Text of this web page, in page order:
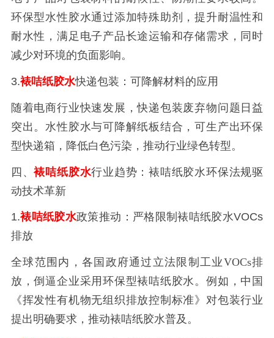
环保型水性胶水通过添加特殊助剂，提升耐温性和
耐水性，满足电子产品长途运输和存储需求，同时
减少对环境的负面影响。
3.裱咭纸胶水快递包装：可降解材料的应用
随着电商行业快速发展，快递包装废弃物问题日益
突出。水性胶水与可降解纸板结合，可生产出环保
型快递箱，降低白色污染，推动行业绿色转型。
四、裱咭纸胶水行业趋势：裱咭纸胶水环保法规驱
动技术革新
1.裱咭纸胶水政策推动：严格限制裱咭纸胶水VOCs
排放
全球范围内，各国政府通过立法限制工业VOCs排
放，倒逼企业采用环保型裱咭纸胶水。例如，中国
《挥发性有机物无组织排放控制标准》对包装行业
提出明确要求，推动裱咭纸胶水普及。